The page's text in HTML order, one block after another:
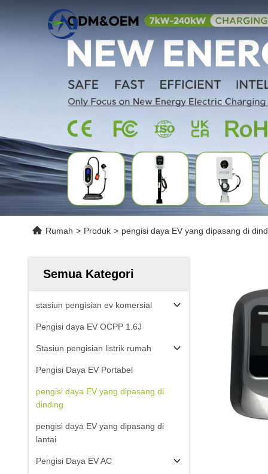
Rumah > Produk > pengisi daya EV yang dipasang di
Semua Kategori
stasiun pengisian ev komersial
Pengisi daya EV OCPP 1.6J
Stasiun pengisian listrik rumah
Pengisi Daya EV Portabel
pengisi daya EV yang dipasang di
dinding
pengisi daya EV yang dipasang di
lantai
Pengisi Daya EV AC